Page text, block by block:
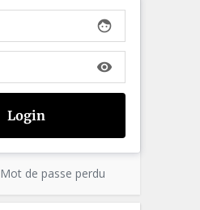
face
visibility
Mot de passe perdu